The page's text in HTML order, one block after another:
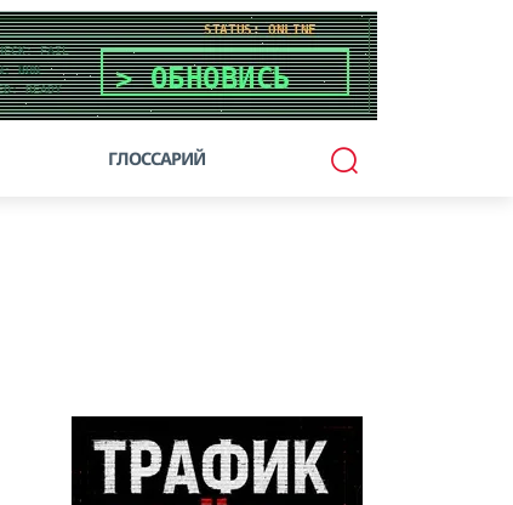
ГЛОССАРИЙ